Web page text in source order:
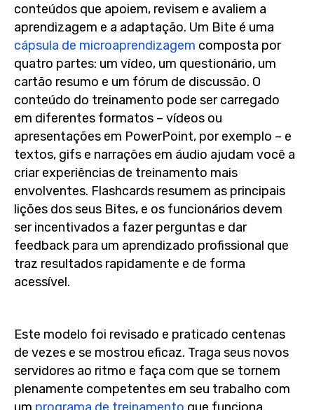
conteúdos que apoiem, revisem e avaliem a
aprendizagem e a adaptação. Um Bite é uma
cápsula de microaprendizagem composta por
quatro partes: um vídeo, um questionário, um
cartão resumo e um fórum de discussão. O
conteúdo do treinamento pode ser carregado
em diferentes formatos – vídeos ou
apresentações em PowerPoint, por exemplo – e
textos, gifs e narrações em áudio ajudam você a
criar experiências de treinamento mais
envolventes. Flashcards resumem as principais
lições dos seus Bites, e os funcionários devem
ser incentivados a fazer perguntas e dar
feedback para um aprendizado profissional que
traz resultados rapidamente e de forma
acessível.
Este modelo foi revisado e praticado centenas
de vezes e se mostrou eficaz. Traga seus novos
servidores ao ritmo e faça com que se tornem
plenamente competentes em seu trabalho com
um programa de treinamento que funciona.